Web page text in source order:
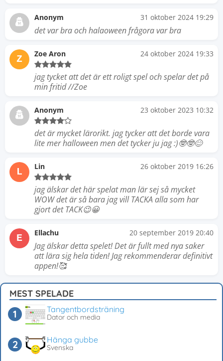
Anonym 31 oktober 2024 19:29
det var bra och halaoween frågora var bra
Z Zoe Aron 24 oktober 2024 19:33
jag tycket att det är ett roligt spel och spelar det på
min fritid //Zoe
Anonym 23 oktober 2023 10:32
det är mycket lärorikt. jag tycker att det borde vara
lite mer halloween men det tycker ju jag :)🤓🤓😊
L Lin 26 oktober 2019 16:26
jag älskar det här spelat man lär sej så mycket
WOW det är så bara jag vill TACKA alla som har
gjort det TACK😉😀
E Ellachu 20 september 2019 20:40
Jag älskar detta spelet! Det är fullt med nya saker
att lära sig hela tiden! Jag rekommenderar definitivt
appen!🥰
MEST SPELADE
Tangentbordsträning
Dator och media
Hänga gubbe
Svenska